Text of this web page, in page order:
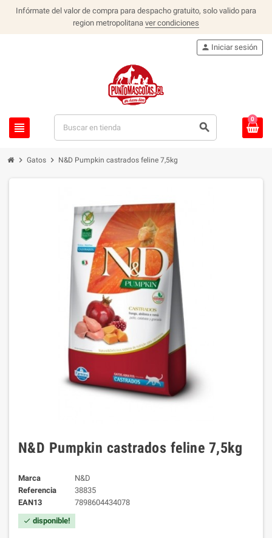
Infórmate del valor de compra para despacho gratuito, solo valido para
region metropolitana ver condiciones
view_headline search
person Iniciar sesión
0
chevron_right Gatos chevron_right N&D Pumpkin castrados feline 7,5kg
N&D Pumpkin castrados feline 7,5kg
Marca
N&D
Referencia
38835
EAN13
7898604434078
check disponible!